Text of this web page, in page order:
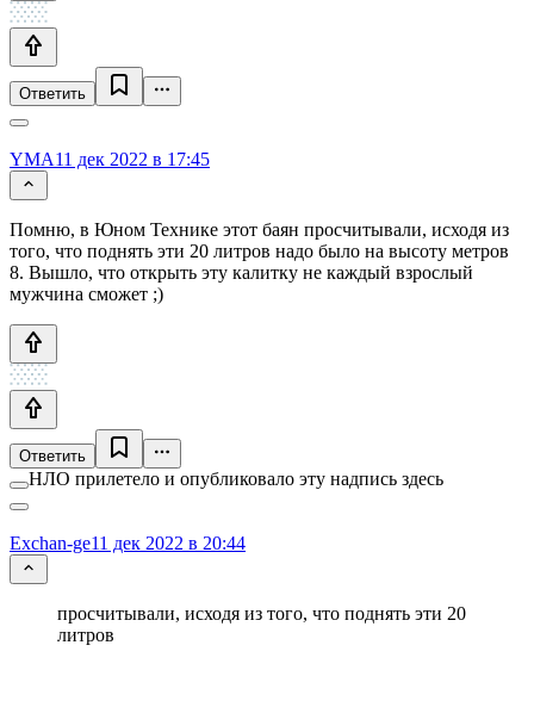
Ответить
YMA11 дек 2022 в 17:45
Помню, в Юном Технике этот баян просчитывали, исходя из
того, что поднять эти 20 литров надо было на высоту метров
8. Вышло, что открыть эту калитку не каждый взрослый
мужчина сможет ;)
Ответить
НЛО прилетело и опубликовало эту надпись здесь
Exchan-ge11 дек 2022 в 20:44
просчитывали, исходя из того, что поднять эти 20
литров